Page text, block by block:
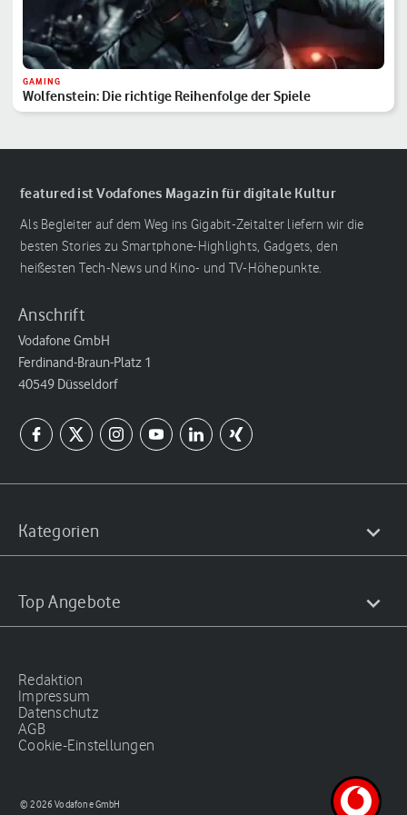
GAMING
Wolfenstein: Die richtige Reihenfolge der Spiele
featured ist Vodafones Magazin für digitale Kultur
Als Begleiter auf dem Weg ins Gigabit-Zeitalter liefern wir die
besten Stories zu Smartphone-Highlights, Gadgets, den
heißesten Tech-News und Kino- und TV-Höhepunkte.
Anschrift
Vodafone GmbH
Ferdinand-Braun-Platz 1
40549 Düsseldorf
Kategorien
Top Angebote
Redaktion
Impressum
Datenschutz
AGB
Cookie-Einstellungen
© 2026 Vodafone GmbH